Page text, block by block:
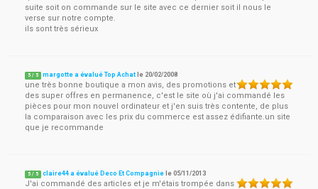
suite soit on commande sur le site avec ce dernier soit il nous le
verse sur notre compte.
ils sont très sérieux
5 / 5 margotte a évalué Top Achat le 20/02/2008
une très bonne boutique a mon avis, des promotions et
des super offres en permanence, c'est le site où j'ai commandé les
pièces pour mon nouvel ordinateur et j'en suis très contente, de plus
la comparaison avec les prix du commerce est assez édifiante.un site
que je recommande
5 / 5 claire44 a évalué Deco Et Compagnie le05/11/2013
J'ai commandé des articles et je m'étais trompée dans